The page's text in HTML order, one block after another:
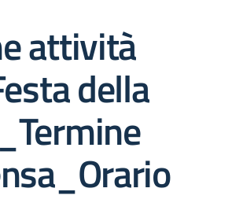
attività
della